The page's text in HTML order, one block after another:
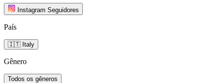
Instagram Seguidores
País
🇮🇹 Italy
Gênero
Todos os gêneros